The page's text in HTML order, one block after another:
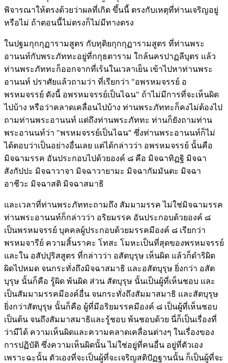
พิจารณาให้ตรงด้วยว่าผลที่เกิด ขึ้นนี้ ตรงกับเหตุที่ท่านเจริญอยู่
หรือไม่ ถ้าตอนนี้ไม่ตรงก็ไม่มีทางตรง
ในปฐมกุกกุฏารามสูตร กับทุติยกุกกุฏารามสูตร ที่ท่านพระ
อานนท์กับพระภัททะอยู่ที่กกุธตาราม ใกล้นครปาฏลีบุตร แล้ว
ท่านพระภัททะก็ออกจากที่เร้นในเวลาเย็น เข้าไปหาท่านพระ
อานนท์ ปราศัยแล้วถามว่า ที่เรียกว่า "อพรหมจรรย์ อ
พรหมจรรย์ ดังนี้ อพรหมจรรย์เป็นไฉน" ถ้าไม่มีการที่จะเห็นผิด
ไปบ้าง หรือว่าคลาดเคลื่อนไปบ้าง ท่านพระภัททะก็คงไม่ต้องไป
ถามท่านพระอานนท์ แต่ถึงท่านพระภัททะ ท่านก็ยังถามท่าน
พระอานนท์ว่า "พรหมจรรย์เป็นไฉน" ซึ่งท่านพระอานนท์ก็ไม่
ได้ตอบว่าเป็นอย่างอื่นเลย แต่ได้กล่าวว่า อพรหมจรรย์ นั้นคือ
มิจฉามรรค อันประกอบไปด้วยองค์ ๘ คือ มิจฉาทิฏฐิ มิจฉา
สังกัปปะ มิจฉาวาจา มิจฉาวายามะ มิจฉากัมมันตะ มิจฉา
อาชีวะ มิจฉาสติ มิจฉาสมาธิ
และเวลาที่ท่านพระภัททะถามถึง สัมมามรรค ไม่ใช่มิจฉามรรค
ท่านพระอานนท์ก็กล่าวว่า อริยมรรค อันประกอบด้วยองค์ ๘
เป็นพรหมจรรย์ บุคคลผู้ประกอบด้วยมรรคมีองค์ ๘ เรียกว่า
พรหมจารีย์ ความสิ้นราคะ โทสะ โมหะเป็นที่สุดของพรหมจรรย์
และใน อสัปปุริสสูตร ที่กล่าวว่า อสัตบุรุษ เห็นผิด แล้วก็ดำริผิด
ผิดไปหมด จนกระทั่งถึงมิจฉาสมาธิ และอสัตบุรุษ ยิ่งกว่า อสัต
บุรุษ นั้นก็คือ รู้ผิด พ้นผิด ส่วน สัตบุรุษ นั้นเป็นผู้ที่เห็นชอบ และ
เป็นสัมมามรรคมีองค์อื่น จนกระทั่งถึงสัมมาสมาธิ และสัตบุรุษ
ยิ่งกว่าสัตบุรุษ นั้นก็คือ ผู้ที่มีอริยมรรคมีองค์ ๘ เป็นผู้ที่เห็นชอบ
เป็นต้น จนถึงสัมมาสมาธิและรู้ชอบ พ้นชอบด้วย นี่ก็เป็นเรื่องที่
ว่ามีได้ ความเห็นผิดและความคลาดเคลื่อนต่างๆ ในเรื่องของ
การปฏิบัติ ซึ่งความเห็นผิดนั้น ไม่ใช่อยู่ที่คนอื่น อยู่ที่ตัวเอง
เพราะฉะนั้น ตัวเองที่จะเป็นผู้ที่จะเจริญสติปัฏฐานนั้น ก็เป็นผู้ที่จะ